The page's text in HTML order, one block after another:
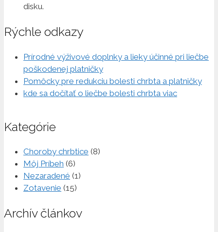
disku.
Rýchle odkazy
Prírodné výživové doplnky a lieky účinné pri liečbe
poškodenej platničky
Pomôcky pre redukciu bolesti chrbta a platničky
kde sa dočítať o liečbe bolesti chrbta viac
Kategórie
Choroby chrbtice (8)
Môj Príbeh (6)
Nezaradené (1)
Zotavenie (15)
Archív článkov